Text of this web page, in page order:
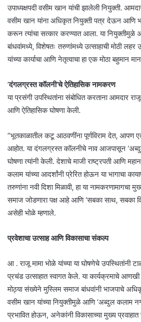
उपाध्यक्षपदी वसीम खान यांची झालेली नियुक्ती.
वसीम खान यांना अधिकृत नियुक्ती पत्र देऊन आणि
करून त्यांचा सत्कार करण्यात आला. या
बांधवांमध्ये, विशेषतः तरुणांमध्ये उत्साहाची मोठी
यांच्या कार्याचा आणि नेतृत्वाचा हा एक मोठा बहुमान
​’दंगलग्रस्त कॉलनी’चे ऐतिहासिक नामकरण
​या प्रसंगी उपस्थितांना संबोधित करताना आमदार
आणि ऐतिहासिक घोषणा केली.
“भूतकाळातील कटू आठवणींना पूर्णविराम देत, आपण
आहोत. या दंगलग्रस्त कॉलनीचे नाव आजपासून
घोषणा त्यांनी केली. देशाचे माजी राष्ट्रपती आणि
कलाम यांच्या आदर्शांनी प्रेरित होऊन या भागाचा
तरुणांना नवी दिशा मिळावी, हा या नामकरणामागचा
समाज जोडणारा पक्ष आहे आणि ‘सबका साथ, सबका
असेही भोळे म्हणाले.
प्रवेशाचा उत्साह आणि विकासाचा संकल्प
​आ . राजू मामा भोळे यांच्या या घोषणेचे उपस्थितांनी
प्रचंड उत्साहात स्वागत केले. या कार्यक्रमाचे
मोठ्या संख्येने मुस्लिम समाज बांधवांनी भाजपाचे
वसीम खान यांच्या नियुक्तीमुळे आणि ‘अब्दुल कलाम
प्रभावित होऊन, अनेकांनी विकासाच्या मुख्य प्रवाहात